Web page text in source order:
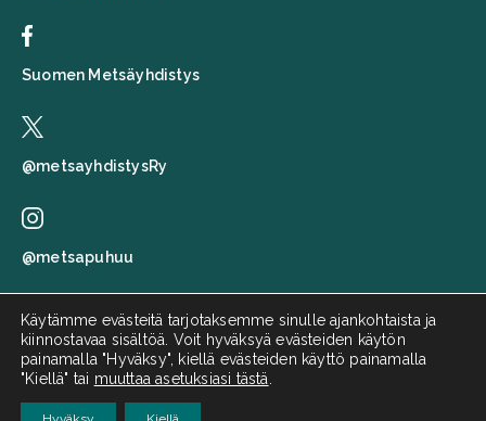
Suomen Metsäyhdistys
@metsayhdistysRy
@metsapuhuu
Suomen metsäyhdistys
Metsä puhuu
Käytämme evästeitä tarjotaksemme sinulle ajankohtaista ja
kiinnostavaa sisältöä. Voit hyväksyä evästeiden käytön
painamalla "Hyväksy", kiellä evästeiden käyttö painamalla
"Kiellä" tai muuttaa asetuksiasi tästä